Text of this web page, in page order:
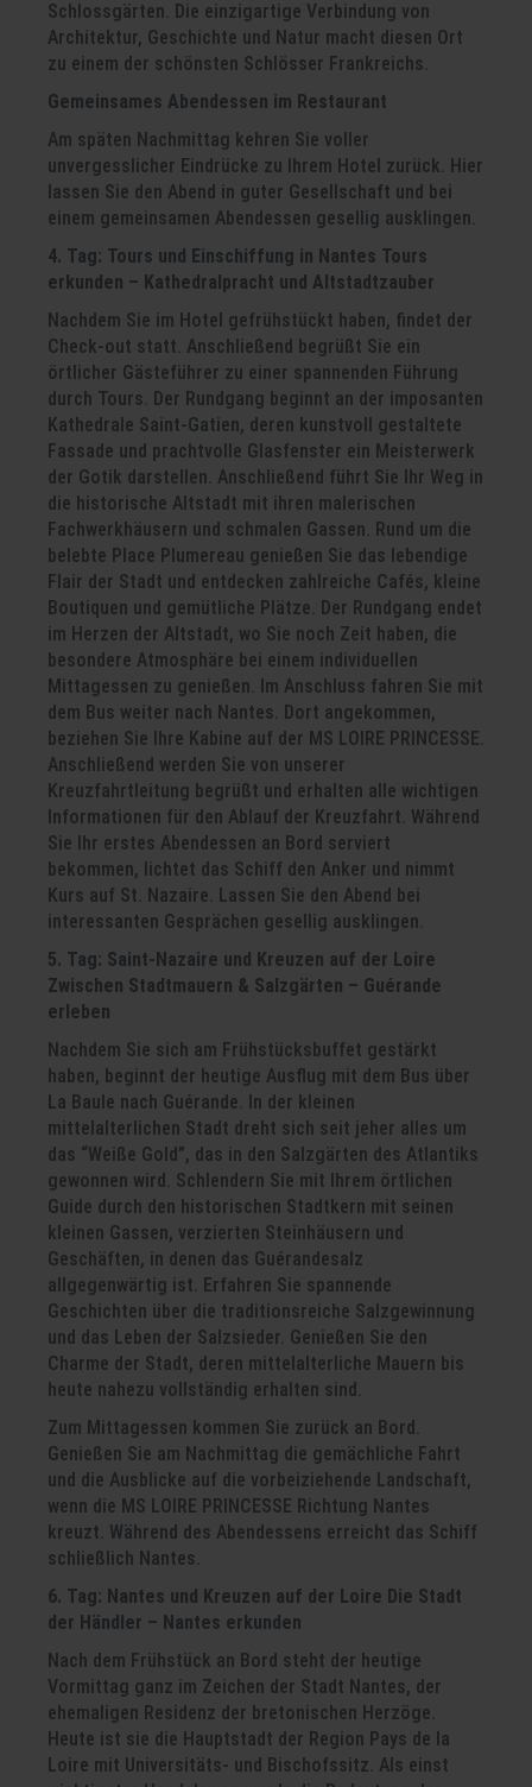
Schlossgärten. Die einzigartige Verbindung von
Architektur, Geschichte und Natur macht diesen Ort
zu einem der schönsten Schlösser Frankreichs.
Gemeinsames Abendessen im Restaurant
Am späten Nachmittag kehren Sie voller
unvergesslicher Eindrücke zu Ihrem Hotel zurück. Hier
lassen Sie den Abend in guter Gesellschaft und bei
einem gemeinsamen Abendessen gesellig ausklingen.
4. Tag: Tours und Einschiffung in Nantes Tours
erkunden – Kathedralpracht und Altstadtzauber
Nachdem Sie im Hotel gefrühstückt haben, findet der
Check-out statt. Anschließend begrüßt Sie ein
örtlicher Gästeführer zu einer spannenden Führung
durch Tours. Der Rundgang beginnt an der imposanten
Kathedrale Saint-Gatien, deren kunstvoll gestaltete
Fassade und prachtvolle Glasfenster ein Meisterwerk
der Gotik darstellen. Anschließend führt Sie Ihr Weg in
die historische Altstadt mit ihren malerischen
Fachwerkhäusern und schmalen Gassen. Rund um die
belebte Place Plumereau genießen Sie das lebendige
Flair der Stadt und entdecken zahlreiche Cafés, kleine
Boutiquen und gemütliche Plätze. Der Rundgang endet
im Herzen der Altstadt, wo Sie noch Zeit haben, die
besondere Atmosphäre bei einem individuellen
Mittagessen zu genießen. Im Anschluss fahren Sie mit
dem Bus weiter nach Nantes. Dort angekommen,
beziehen Sie Ihre Kabine auf der MS LOIRE PRINCESSE.
Anschließend werden Sie von unserer
Kreuzfahrtleitung begrüßt und erhalten alle wichtigen
Informationen für den Ablauf der Kreuzfahrt. Während
Sie Ihr erstes Abendessen an Bord serviert
bekommen, lichtet das Schiff den Anker und nimmt
Kurs auf St. Nazaire. Lassen Sie den Abend bei
interessanten Gesprächen gesellig ausklingen.
5. Tag: Saint-Nazaire und Kreuzen auf der Loire
Zwischen Stadtmauern & Salzgärten – Guérande
erleben
Nachdem Sie sich am Frühstücksbuffet gestärkt
haben, beginnt der heutige Ausflug mit dem Bus über
La Baule nach Guérande. In der kleinen
mittelalterlichen Stadt dreht sich seit jeher alles um
das “Weiße Gold”, das in den Salzgärten des Atlantiks
gewonnen wird. Schlendern Sie mit Ihrem örtlichen
Guide durch den historischen Stadtkern mit seinen
kleinen Gassen, verzierten Steinhäusern und
Geschäften, in denen das Guérandesalz
allgegenwärtig ist. Erfahren Sie spannende
Geschichten über die traditionsreiche Salzgewinnung
und das Leben der Salzsieder. Genießen Sie den
Charme der Stadt, deren mittelalterliche Mauern bis
heute nahezu vollständig erhalten sind.
Zum Mittagessen kommen Sie zurück an Bord.
Genießen Sie am Nachmittag die gemächliche Fahrt
und die Ausblicke auf die vorbeiziehende Landschaft,
wenn die MS LOIRE PRINCESSE Richtung Nantes
kreuzt. Während des Abendessens erreicht das Schiff
schließlich Nantes.
6. Tag: Nantes und Kreuzen auf der Loire Die Stadt
der Händler – Nantes erkunden
Nach dem Frühstück an Bord steht der heutige
Vormittag ganz im Zeichen der Stadt Nantes, der
ehemaligen Residenz der bretonischen Herzöge.
Heute ist sie die Hauptstadt der Region Pays de la
Loire mit Universitäts- und Bischofssitz. Als einst